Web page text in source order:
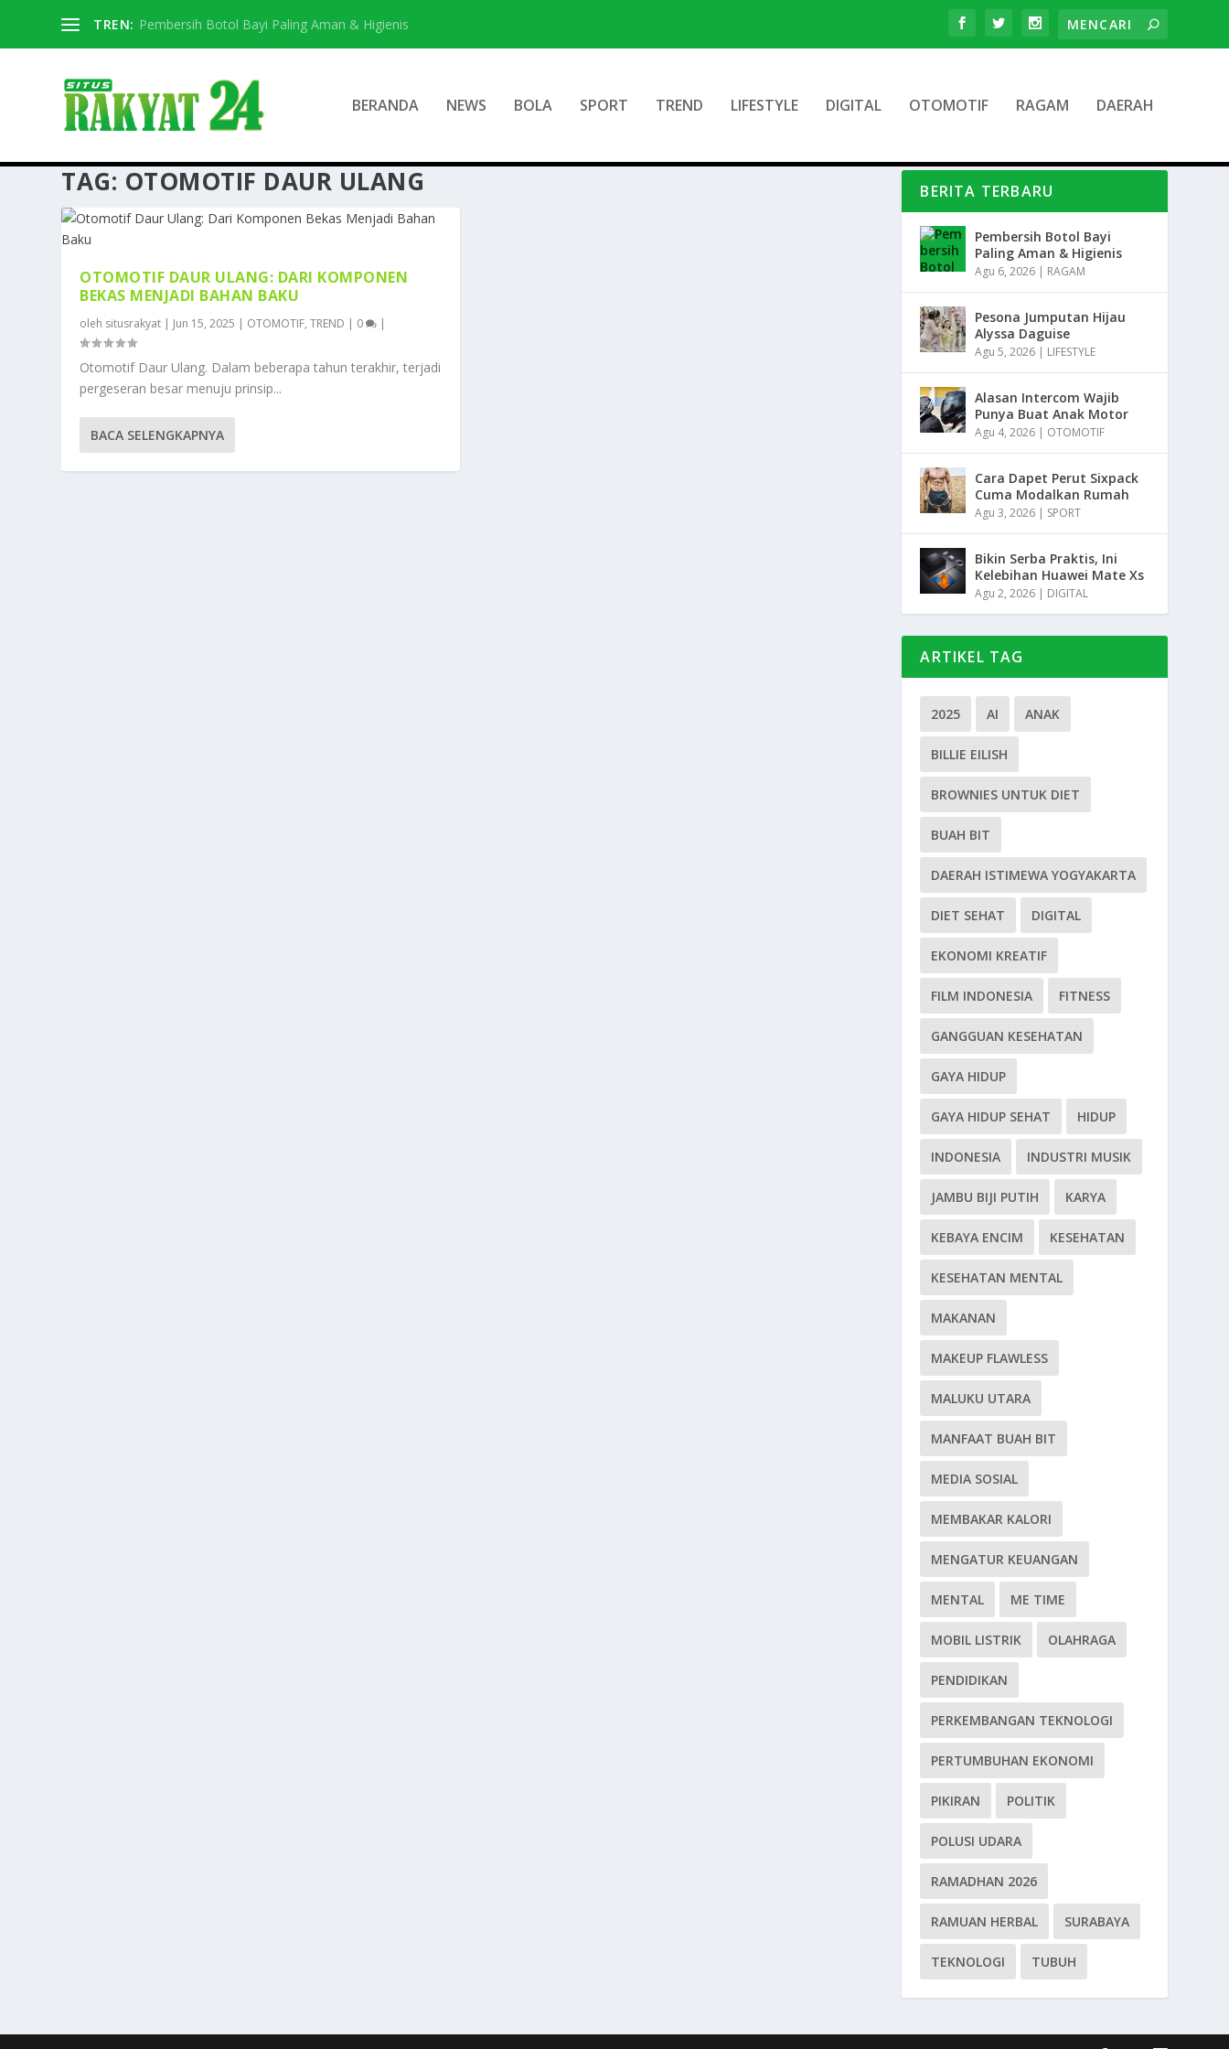
TREN: Pembersih Botol Bayi Paling Aman & Higienis
BERANDA NEWS BOLA SPORT TREND LIFESTYLE DIGITAL OTOMOTIF RAGAM DAERAH
TAG: OTOMOTIF DAUR ULANG
OTOMOTIF DAUR ULANG: DARI KOMPONEN
BEKAS MENJADI BAHAN BAKU
oleh situsrakyat | Jun 15, 2025 | OTOMOTIF,TREND | 0 |
Otomotif Daur Ulang. Dalam beberapa tahun terakhir, terjadi
pergeseran besar menuju prinsip...
BACA SELENGKAPNYA
BERITA TERBARU
Pembersih Botol Bayi
Paling Aman & Higienis
Agu 6, 2026 | RAGAM
Pesona Jumputan Hijau
Alyssa Daguise
Agu 5, 2026 | LIFESTYLE
Alasan Intercom Wajib
Punya Buat Anak Motor
Agu 4, 2026 | OTOMOTIF
Cara Dapet Perut Sixpack
Cuma Modalkan Rumah
Agu 3, 2026 | SPORT
Bikin Serba Praktis, Ini
Kelebihan Huawei Mate Xs
Agu 2, 2026 | DIGITAL
ARTIKEL TAG
2025 AI ANAK
BILLIE EILISH
BROWNIES UNTUK DIET
BUAH BIT
DAERAH ISTIMEWA YOGYAKARTA
DIET SEHAT DIGITAL
EKONOMI KREATIF
FILM INDONESIA FITNESS
GANGGUAN KESEHATAN
GAYA HIDUP
GAYA HIDUP SEHAT HIDUP
INDONESIA INDUSTRI MUSIK
JAMBU BIJI PUTIH KARYA
KEBAYA ENCIM KESEHATAN
KESEHATAN MENTAL
MAKANAN
MAKEUP FLAWLESS
MALUKU UTARA
MANFAAT BUAH BIT
MEDIA SOSIAL
MEMBAKAR KALORI
MENGATUR KEUANGAN
MENTAL ME TIME
MOBIL LISTRIK OLAHRAGA
PENDIDIKAN
PERKEMBANGAN TEKNOLOGI
PERTUMBUHAN EKONOMI
PIKIRAN POLITIK
POLUSI UDARA
RAMADHAN 2026
RAMUAN HERBAL SURABAYA
TEKNOLOGI TUBUH